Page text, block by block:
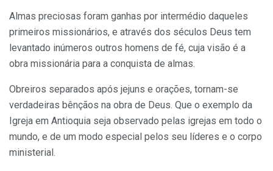
Almas preciosas foram ganhas por intermédio daqueles
primeiros mis­sionários, e através dos séculos Deus tem
levantado inúmeros outros ho­mens de fé, cuja visão é a
obra missionária para a conquista de almas.
Obreiros separados após jejuns e orações, tornam-se
verdadeiras bên­çãos na obra de Deus. Que o exemplo da
Igreja em Antioquia seja obser­vado pelas igrejas em todo o
mundo, e de um modo especial pelos seu líderes e o corpo
ministerial.